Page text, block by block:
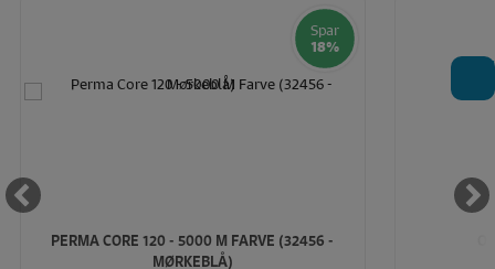
Spar
18%
PERMA CORE 120 - 5000 M FARVE (32456 -
MØRKEBLÅ)